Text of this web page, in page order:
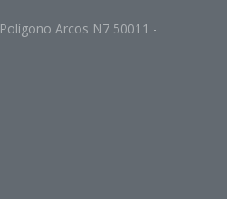
Arcos N7 50011 -